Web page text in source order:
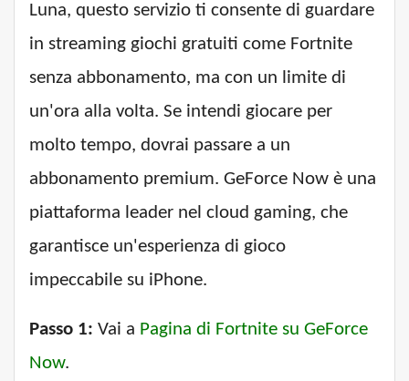
Luna, questo servizio ti consente di guardare
in streaming giochi gratuiti come Fortnite
senza abbonamento, ma con un limite di
un'ora alla volta. Se intendi giocare per
molto tempo, dovrai passare a un
abbonamento premium. GeForce Now è una
piattaforma leader nel cloud gaming, che
garantisce un'esperienza di gioco
impeccabile su iPhone.
Passo 1: Vai a Pagina di Fortnite su GeForce
Now.